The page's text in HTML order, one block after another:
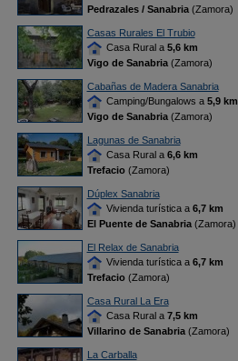
Pedrazales / Sanabria(Zamora)
Casas Rurales El Trubio
Casa Rural a 5,6 km
Vigo de Sanabria(Zamora)
Cabañas de Madera Sanabria
Camping/Bungalows a 5,9 km
Vigo de Sanabria(Zamora)
Lagunas de Sanabria
Casa Rural a 6,6 km
Trefacio(Zamora)
Dúplex Sanabria
Vivienda turística a 6,7 km
El Puente de Sanabria(Zamora)
El Relax de Sanabria
Vivienda turística a 6,7 km
Trefacio(Zamora)
Casa Rural La Era
Casa Rural a 7,5 km
Villarino de Sanabria(Zamora)
La Carballa